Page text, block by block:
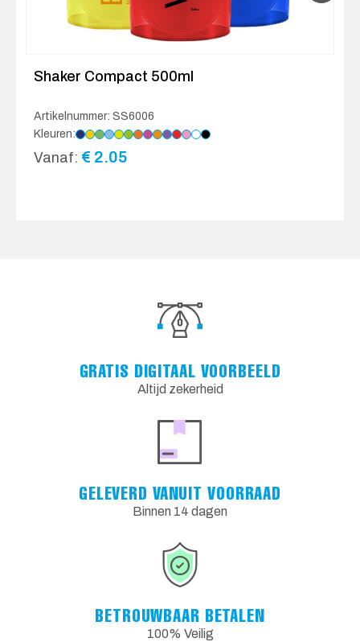
Shaker Compact 500ml
Artikelnummer: SS6006
Kleuren:
Vanaf: € 2.05
GRATIS DIGITAAL VOORBEELD
Altijd zekerheid
GELEVERD VANUIT VOORRAAD
Binnen 14 dagen
BETROUWBAAR BETALEN
100% Veilig